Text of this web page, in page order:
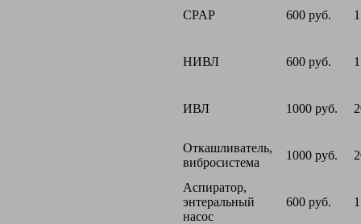
CPAP 600 руб.
НИВЛ 600 руб.
ИВЛ 1000 руб.
Откашливатель,
вибросистема
1000 руб.
Аспиратор,
энтеральный
насос
600 руб.